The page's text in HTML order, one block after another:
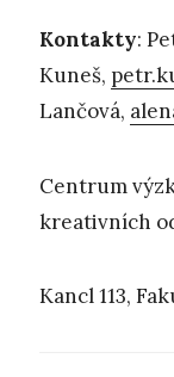
Kontakty:
Kuneš,
Lančová,
Centrum
kreativních
Kancl 113,